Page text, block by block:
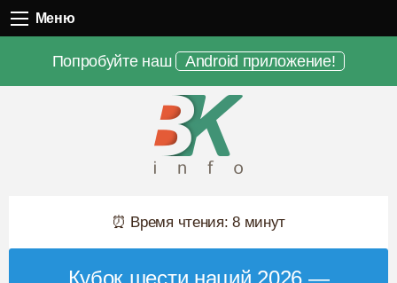
Меню
Попробуйте наш Android приложение!
⏰ Время чтения: 8 минут
Кубок шести наций 2026 —